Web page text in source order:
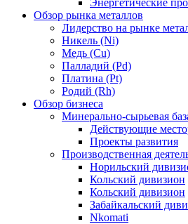
Обзор рынка металлов
Лидерство на рынке
Никель (Ni)
Медь (Cu)
Палладий (Pd)
Платина (Pt)
Родий (Rh)
Обзор бизнеса
Минерально-сырьевая
Действующие
Проекты развития
Производственная
Норильский
Кольский дивизион
Кольский дивизион
Забайкальский
Nkomati